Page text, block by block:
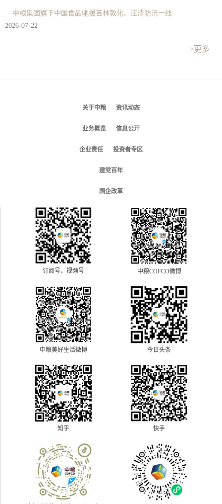
中粮集团旗下中国食品驰援吉林敦化、汪清防汛一线
2026-07-22
>更多
关于中粮 资讯动态
业务概览 信息公开
企业责任 投资者专区
建党百年
国企改革
订阅号、视频号 中粮COFCO微博
中粮美好生活微博 今日头条
知乎 快手